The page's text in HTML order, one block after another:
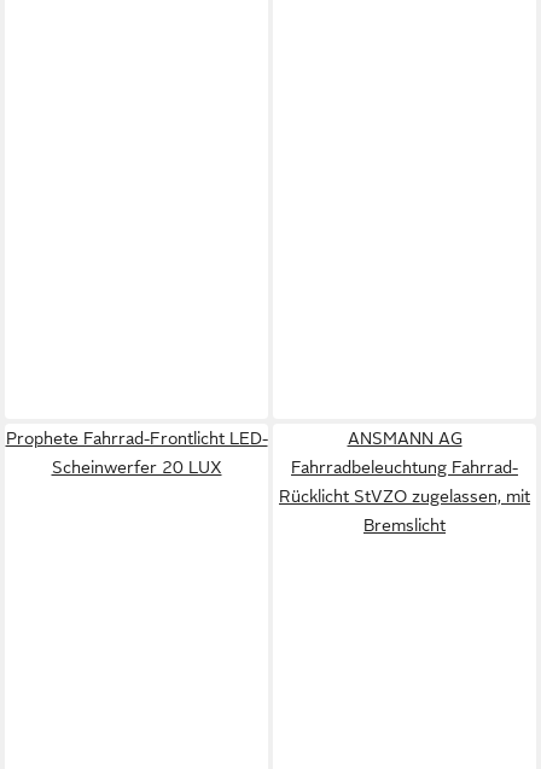
Prophete Fahrrad-Frontlicht LED-
Scheinwerfer 20 LUX
ANSMANN AG
Fahrradbeleuchtung Fahrrad-
Rücklicht StVZO zugelassen, mit
Bremslicht